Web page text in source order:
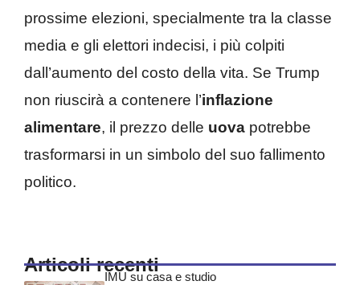
prossime elezioni, specialmente tra la classe
media e gli elettori indecisi, i più colpiti
dall’aumento del costo della vita. Se Trump
non riuscirà a contenere l’inflazione
alimentare, il prezzo delle uova potrebbe
trasformarsi in un simbolo del suo fallimento
politico.
Articoli recenti
IMU su casa e studio